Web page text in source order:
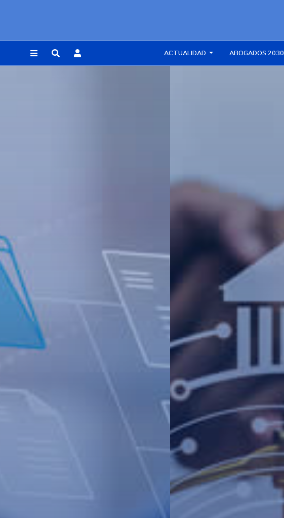
ACTUALIDAD ABOGADOS 2030